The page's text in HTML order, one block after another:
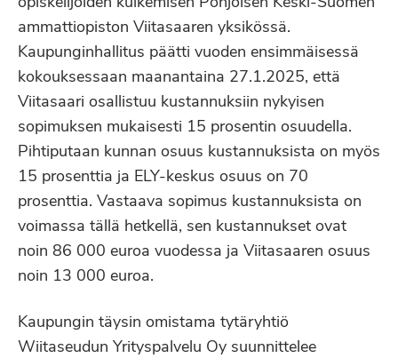
ammattiopiston Viitasaaren yksikössä.
Kaupunginhallitus päätti vuoden ensimmäisessä
kokouksessaan maanantaina 27.1.2025, että
Viitasaari osallistuu kustannuksiin nykyisen
sopimuksen mukaisesti 15 prosentin osuudella.
Pihtiputaan kunnan osuus kustannuksista on myös
15 prosenttia ja ELY-keskus osuus on 70
prosenttia. Vastaava sopimus kustannuksista on
voimassa tällä hetkellä, sen kustannukset ovat
noin 86 000 euroa vuodessa ja Viitasaaren osuus
noin 13 000 euroa.
Kaupungin täysin omistama tytäryhtiö
Wiitaseudun Yrityspalvelu Oy suunnittelee